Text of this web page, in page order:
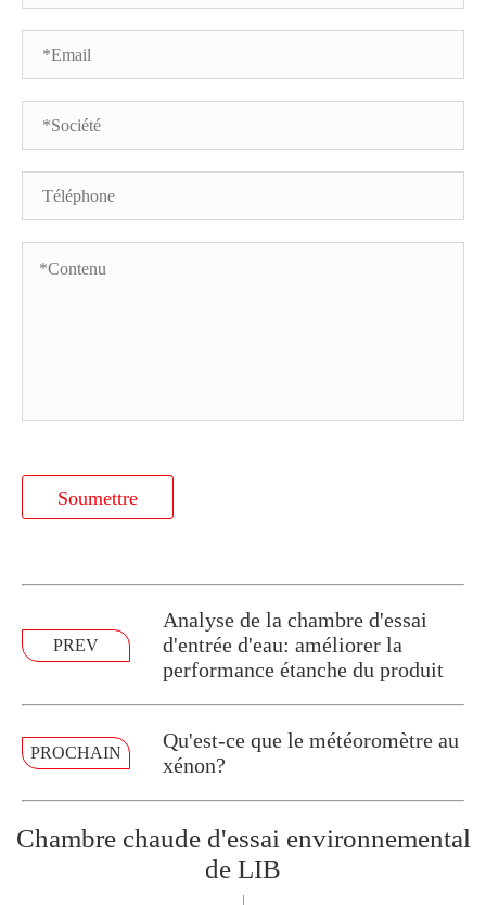
Soumettre
PREV
Analyse de la chambre d'essai
d'entrée d'eau: améliorer la
performance étanche du produit
PROCHAIN
Qu'est-ce que le météoromètre au
xénon?
Chambre chaude d'essai environnemental
de LIB